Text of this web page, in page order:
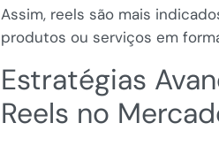
Assim, reels são mais
produtos ou serviços em
Estratégias
Reels no